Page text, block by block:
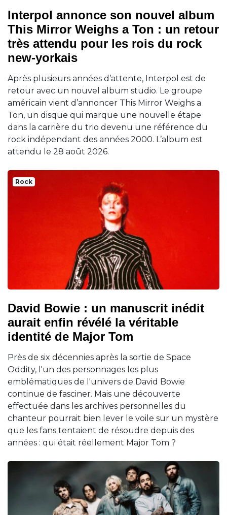
Interpol annonce son nouvel album
This Mirror Weighs a Ton : un retour
très attendu pour les rois du rock
new-yorkais
Après plusieurs années d’attente, Interpol est de
retour avec un nouvel album studio. Le groupe
américain vient d’annoncer This Mirror Weighs a
Ton, un disque qui marque une nouvelle étape
dans la carrière du trio devenu une référence du
rock indépendant des années 2000. L’album est
attendu le 28 août 2026.
Rock
David Bowie : un manuscrit inédit
aurait enfin révélé la véritable
identité de Major Tom
Près de six décennies après la sortie de Space
Oddity, l'un des personnages les plus
emblématiques de l'univers de David Bowie
continue de fasciner. Mais une découverte
effectuée dans les archives personnelles du
chanteur pourrait bien lever le voile sur un mystère
que les fans tentaient de résoudre depuis des
années : qui était réellement Major Tom ?